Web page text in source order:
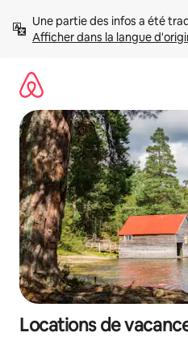
directement
Afficher dans la langue
Locations de